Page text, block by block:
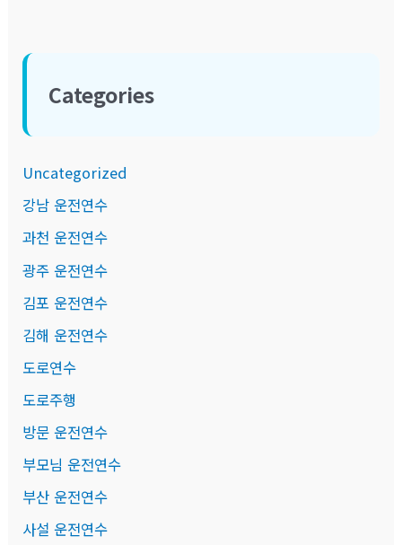
Categories
Uncategorized
강남 운전연수
과천 운전연수
광주 운전연수
김포 운전연수
김해 운전연수
도로연수
도로주행
방문 운전연수
부모님 운전연수
부산 운전연수
사설 운전연수